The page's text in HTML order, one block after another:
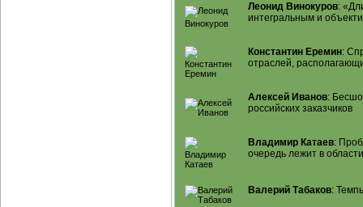
Леонид Винокуров:
интегральным и
Константин Еремин:
отраслей,
Алексей Иванов:
российских заказчиков
Владимир Катаев:
очередь лежит в
Валерий Табаков: